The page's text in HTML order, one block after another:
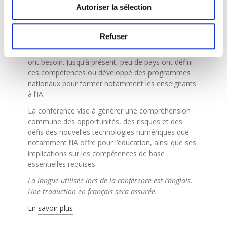
Autoriser la sélection
Refuser
Dans le domaine de l’éducation, les technologies
numériques transforment la relation traditionnelle
changement nécessite un réexamen du rôle des
enseignants et des nouvelles compétences dont ils
ont besoin. Jusqu’à présent, peu de pays ont défini
ces compétences ou développé des programmes
nationaux pour former notamment les enseignants
à l’IA.
La conférence vise à générer une compréhension
commune des opportunités, des risques et des
défis des nouvelles technologies numériques que
notamment l’IA offre pour l’éducation, ainsi que ses
implications sur les compétences de base
essentielles requises.
La langue utilisée lors de la conférence est l’anglais.
Une traduction en français sera assurée.
En savoir plus